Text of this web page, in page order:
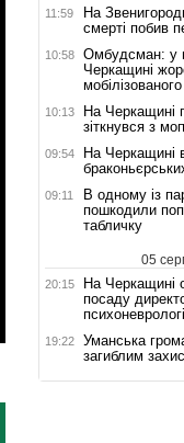
11:59
На
смерті побив
10:58
Омбудсман: у
Черкащині
10:13
На Черкащині
зіткнувся з
09:54
На Черкащині
09:11
В одному із
пошкодили
табличку
05
20:15
На Черкащині
посаду
19:22
Уманська
загиблим